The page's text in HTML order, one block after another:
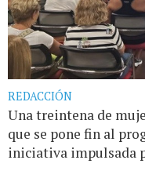
REDACCIÓN
Una treintena de
que se pone fin al
iniciativa impulsada